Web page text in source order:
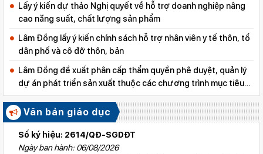
Lấy ý kiến dự thảo Nghị quyết về hỗ trợ doanh nghiệp nâng
cao năng suất, chất lượng sản phẩm
Lâm Đồng lấy ý kiến chính sách hỗ trợ nhân viên y tế thôn, tổ
dân phố và cô đỡ thôn, bản
Lâm Đồng đề xuất phân cấp thẩm quyền phê duyệt, quản lý
dự án phát triển sản xuất thuộc các chương trình mục tiêu
quốc gia
Văn bản giáo dục
Số ký hiệu: 2614/QĐ-SGDĐT
Ngày ban hành: 06/08/2026